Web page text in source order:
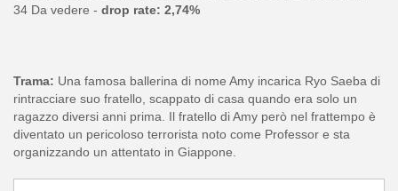
34 Da vedere - drop rate: 2,74%
Trama: Una famosa ballerina di nome Amy incarica Ryo Saeba di
rintracciare suo fratello, scappato di casa quando era solo un
ragazzo diversi anni prima. Il fratello di Amy però nel frattempo è
diventato un pericoloso terrorista noto come Professor e sta
organizzando un attentato in Giappone.